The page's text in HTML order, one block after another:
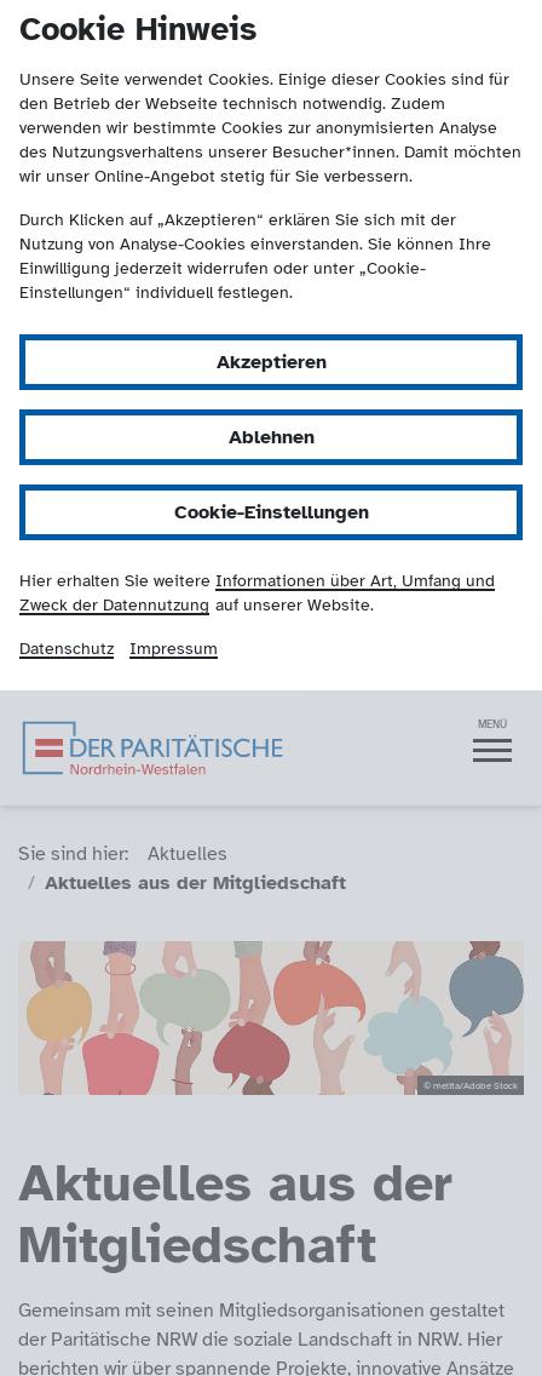
Cookie Hinweis
Unsere Seite verwendet Cookies. Einige dieser Cookies sind für
den Betrieb der Webseite technisch notwendig. Zudem
verwenden wir bestimmte Cookies zur anonymisierten Analyse
des Nutzungsverhaltens unserer Besucher*innen. Damit möchten
wir unser Online-Angebot stetig für Sie verbessern.
Durch Klicken auf „Akzeptieren“ erklären Sie sich mit der
Nutzung von Analyse-Cookies einverstanden. Sie können Ihre
Einwilligung jederzeit widerrufen oder unter „Cookie-
Einstellungen“ individuell festlegen.
Akzeptieren
Ablehnen
Cookie-Einstellungen
Hier erhalten Sie weitere Informationen über Art, Umfang und
Zweck der Datennutzung auf unserer Website.
Datenschutz Impressum
Der Paritätische NRW
springen
(Kontakt und Suche) springen.
Navigation MENÜ
Sie sind hier (Breadcrumb)
Sie sind hier:
Aktuelles
Aktuelles aus der Mitgliedschaft
© melita/Adobe Stock
Aktuelles aus der
Mitgliedschaft
Gemeinsam mit seinen Mitgliedsorganisationen gestaltet
der Paritätische NRW die soziale Landschaft in NRW. Hier
berichten wir über spannende Projekte, innovative Ansätze